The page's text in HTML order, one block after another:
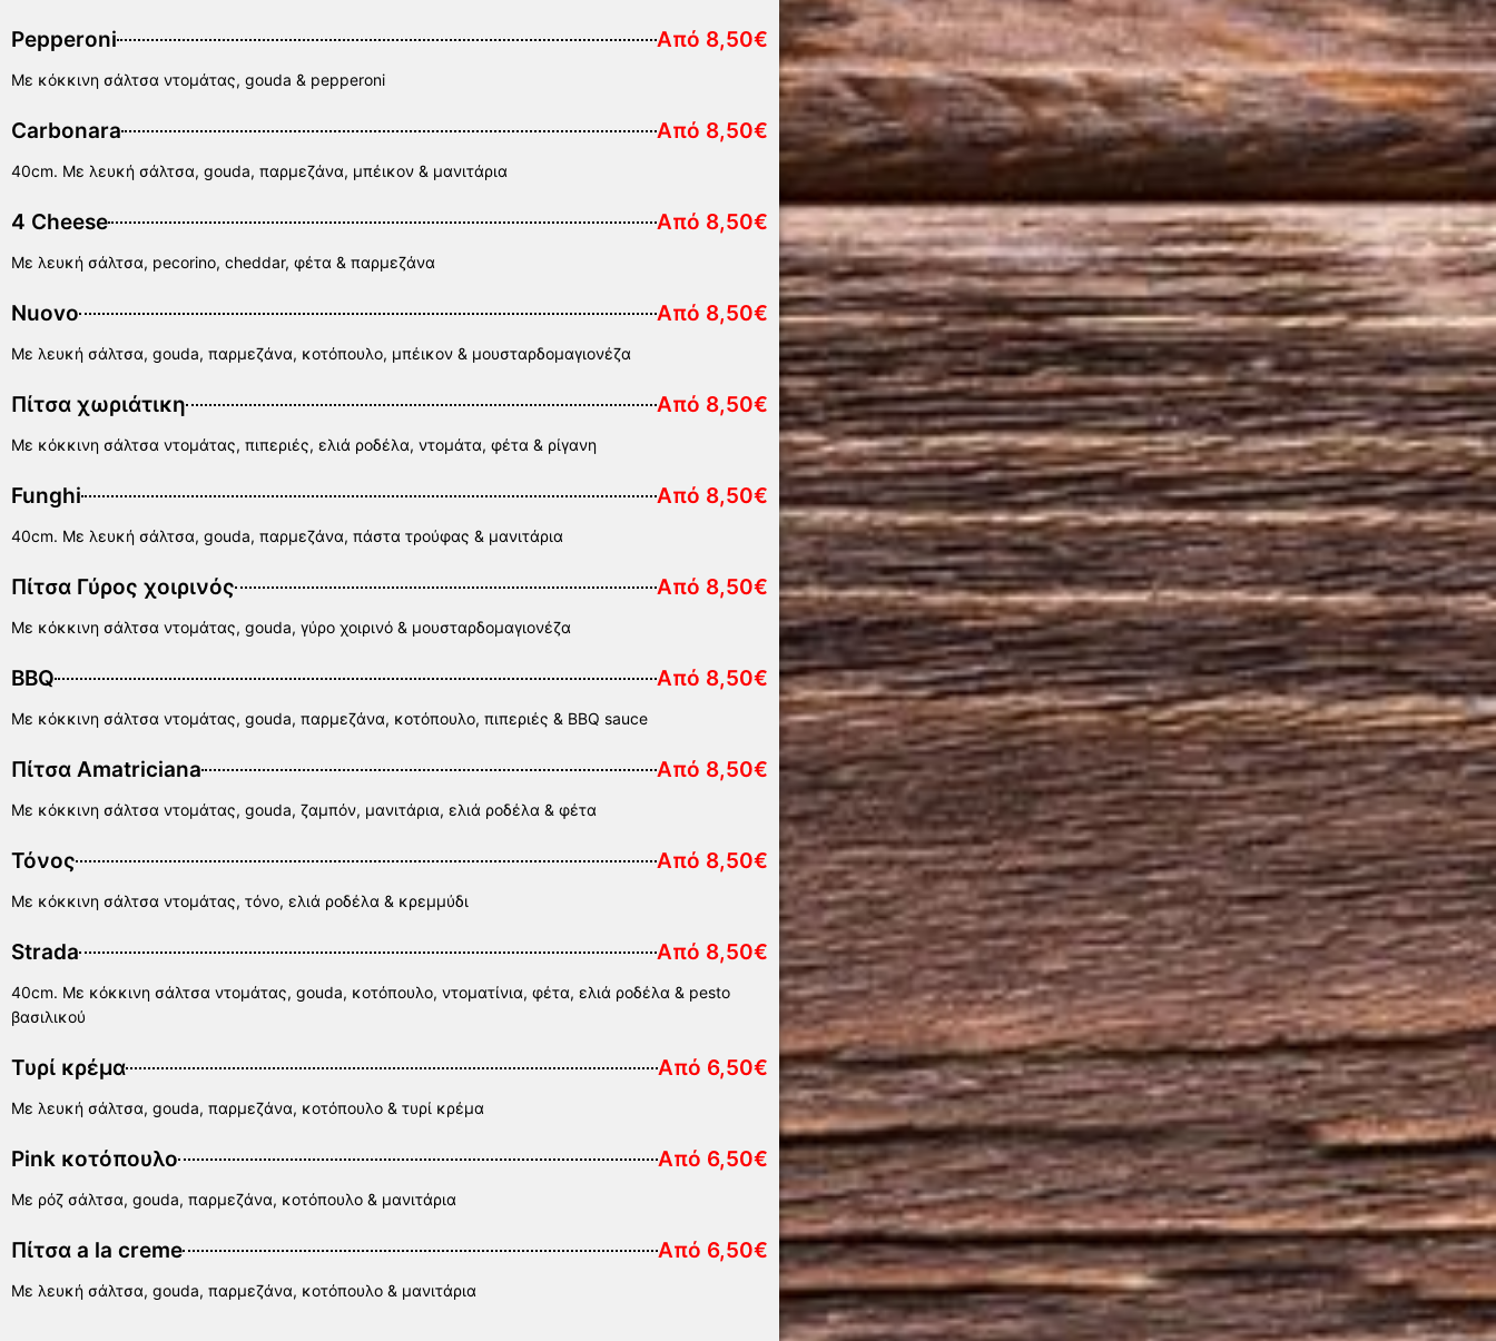
Pepperoni Από 8,50€
Με κόκκινη σάλτσα ντομάτας, gouda & pepperoni
Carbonara Από 8,50€
40cm. Με λευκή σάλτσα, gouda, παρμεζάνα, μπέικον & μανιτάρια
4 Cheese Από 8,50€
Με λευκή σάλτσα, pecorino, cheddar, φέτα & παρμεζάνα
Nuovo Από 8,50€
Με λευκή σάλτσα, gouda, παρμεζάνα, κοτόπουλο, μπέικον & μουσταρδομαγιονέζα
Πίτσα χωριάτικη Από 8,50€
Με κόκκινη σάλτσα ντομάτας, πιπεριές, ελιά ροδέλα, ντομάτα, φέτα & ρίγανη
Funghi Από 8,50€
40cm. Με λευκή σάλτσα, gouda, παρμεζάνα, πάστα τρούφας & μανιτάρια
Πίτσα Γύρος χοιρινός Από 8,50€
Με κόκκινη σάλτσα ντομάτας, gouda, γύρο χοιρινό & μουσταρδομαγιονέζα
BBQ Από 8,50€
Με κόκκινη σάλτσα ντομάτας, gouda, παρμεζάνα, κοτόπουλο, πιπεριές & BBQ sauce
Πίτσα Amatriciana Από 8,50€
Με κόκκινη σάλτσα ντομάτας, gouda, ζαμπόν, μανιτάρια, ελιά ροδέλα & φέτα
Τόνος Από 8,50€
Με κόκκινη σάλτσα ντομάτας, τόνο, ελιά ροδέλα & κρεμμύδι
Strada Από 8,50€
40cm. Με κόκκινη σάλτσα ντομάτας, gouda, κοτόπουλο, ντοματίνια, φέτα, ελιά ροδέλα & pesto
βασιλικού
Τυρί κρέμα Από 6,50€
Με λευκή σάλτσα, gouda, παρμεζάνα, κοτόπουλο & τυρί κρέμα
Pink κοτόπουλο Από 6,50€
Με ρόζ σάλτσα, gouda, παρμεζάνα, κοτόπουλο & μανιτάρια
Πίτσα a la creme Από 6,50€
Με λευκή σάλτσα, gouda, παρμεζάνα, κοτόπουλο & μανιτάρια